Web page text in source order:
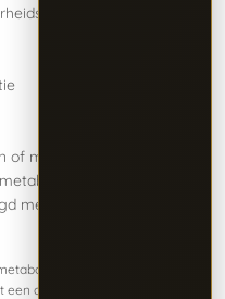
of medicatie
voorgeschiedenis
medisch professional bij
arts.